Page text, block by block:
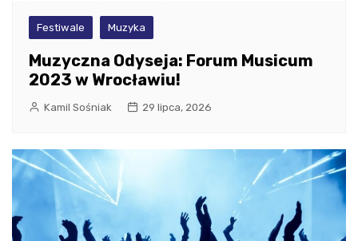
Festiwale Muzyka
Muzyczna Odyseja: Forum Musicum
2023 w Wrocławiu!
Kamil Sośniak 29 lipca, 2026